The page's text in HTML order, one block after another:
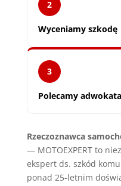
2
Wyceniamy szkodę
3
Polecamy adwokata
Rzeczoznawca
— MOTOEXPERT to
ekspert ds. szkód
ponad 25-letnim